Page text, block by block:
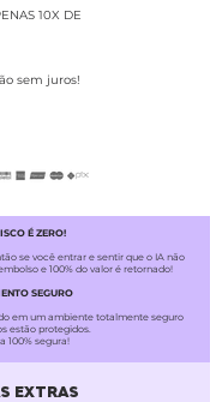
10X DE
sem juros!
É ZERO!
se você entrar e sentir que o IA não
e 100% do valor é retornado!
SEGURO
em um ambiente totalmente seguro
estão protegidos.
100% segura!
EXTRAS